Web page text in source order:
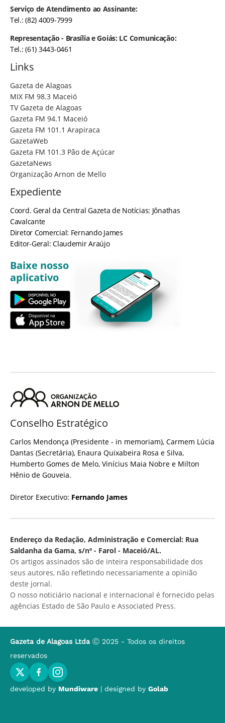
Serviço de Atendimento ao Assinante:
Tel.: (82) 4009-7999
Representação - Brasília e Goiás: LC Comunicação:
Tel.: (61) 3443-0461
Links
Gazeta de Alagoas
MIX FM 98.3 Maceió
TV Gazeta de Alagoas
Gazeta FM 94.1 Maceió
Gazeta FM 101.1 Arapiraca
GazetaWeb
Gazeta FM 101.3 Pão de Açúcar
GazetaNews
Organização Arnon de Mello
Expediente
Coord. Geral da Central Gazeta de Notícias: Jônathas
Cavalcante
Diretor Comercial: Fernando James
Editor-Geral: Claudemir Araújo
Baixe nosso
aplicativo
Conselho Estratégico
Carlos Mendonça (Presidente - in memoriam), Carmem Lúcia
Dantas (Secretária), Enaura Quixabeira Rosa e Silva,
Humberto Gomes de Melo, Vinícius Maia Nobre e Milton
Hênio de Gouveia.
Diretor Executivo: Fernando James
Endereço da Redação, Administração e Comercial: Rua
Saldanha da Gama, s/nº - Farol - Maceió/AL.
Os artigos assinados são de inteira responsabilidade dos
seus autores, não refletindo necessariamente a opinião
deste jornal.
O nosso noticiário nacional e internacional é fornecido pelas
agências Estado de São Paulo e Associated Press.
Gazeta de Alagoas Ltda Ⓒ 2025 - Todos os direitos
reservados
developed by Mundiware | designed by Golab